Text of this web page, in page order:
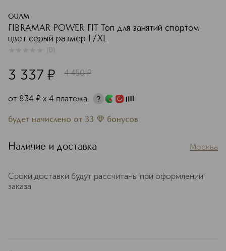
GUAM
FIBRAMAR POWER FIT Топ для занятий спортом
цвет серый размер L/XL
(0)
3 337 ¤ 4 450 ¤
от 834 ¤ х 4 платежа
будет начислено от 33 бонусов
Наличие и доставка Москва
Сроки доставки будут рассчитаны при оформлении
заказа